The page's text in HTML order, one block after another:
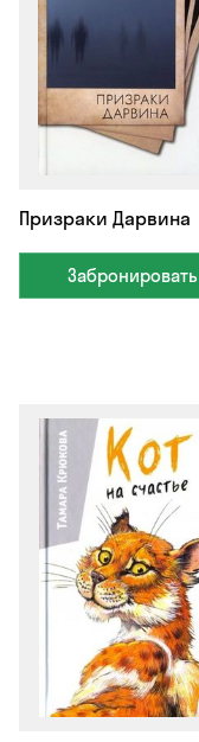
Призраки Дарвина
Забронировать